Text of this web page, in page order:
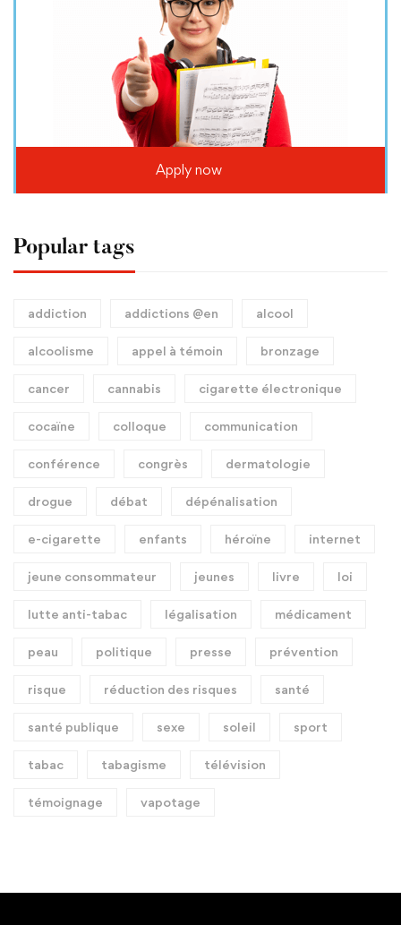
Apply now
Popular tags
addiction addictions @en alcool
alcoolisme appel à témoin bronzage
cancer cannabis cigarette électronique
cocaïne colloque communication
conférence congrès dermatologie
drogue débat dépénalisation
e-cigarette enfants héroïne internet
jeune consommateur jeunes livre loi
lutte anti-tabac légalisation médicament
peau politique presse prévention
risque réduction des risques santé
santé publique sexe soleil sport
tabac tabagisme télévision
témoignage vapotage